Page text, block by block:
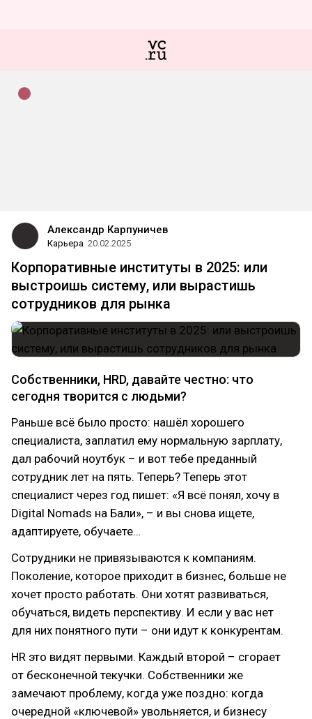
Александр Карпуничев
Карьера 20.02.2025
Корпоративные институты в 2025: или
выстроишь систему, или вырастишь
сотрудников для рынка
Собственники, HRD, давайте честно: что
сегодня творится с людьми?
Раньше всё было просто: нашёл хорошего
специалиста, заплатил ему нормальную зарплату,
дал рабочий ноутбук – и вот тебе преданный
сотрудник лет на пять. Теперь? Теперь этот
специалист через год пишет: «Я всё понял, хочу в
Digital Nomads на Бали», – и вы снова ищете,
адаптируете, обучаете…
Сотрудники не привязываются к компаниям.
Поколение, которое приходит в бизнес, больше не
хочет просто работать. Они хотят развиваться,
обучаться, видеть перспективу. И если у вас нет
для них понятного пути – они идут к конкурентам.
HR это видят первыми. Каждый второй – сгорает
от бесконечной текучки. Собственники же
замечают проблему, когда уже поздно: когда
очередной «ключевой» увольняется, и бизнесу